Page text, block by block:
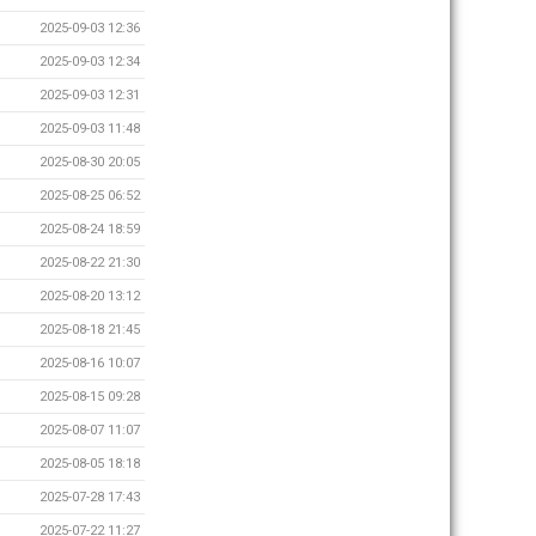
2025-09-03 12:36
2025-09-03 12:34
2025-09-03 12:31
2025-09-03 11:48
2025-08-30 20:05
2025-08-25 06:52
2025-08-24 18:59
2025-08-22 21:30
2025-08-20 13:12
2025-08-18 21:45
2025-08-16 10:07
2025-08-15 09:28
2025-08-07 11:07
2025-08-05 18:18
2025-07-28 17:43
2025-07-22 11:27